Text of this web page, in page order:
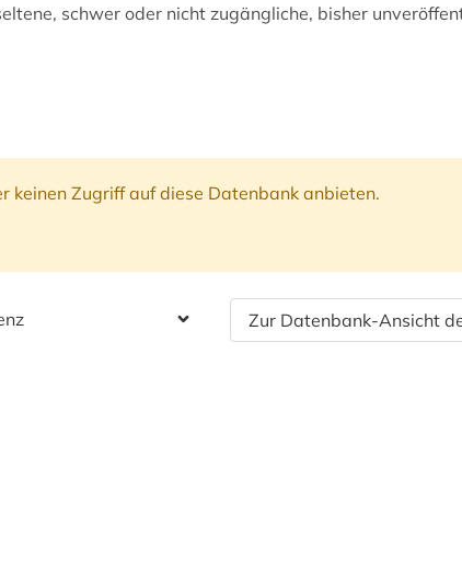
schwer oder nicht zugängliche, bisher
keinen Zugriff auf diese Datenbank anbieten.
Zur Datenbank-Ansicht